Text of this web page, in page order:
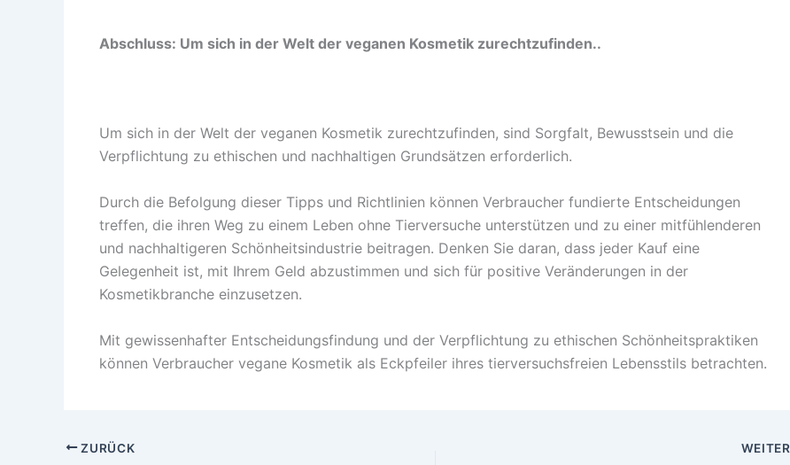
Abschluss: Um sich in der Welt der veganen Kosmetik zurechtzufinden..
Um sich in der Welt der veganen Kosmetik zurechtzufinden, sind Sorgfalt, Bewusstsein und die
Verpflichtung zu ethischen und nachhaltigen Grundsätzen erforderlich.
Durch die Befolgung dieser Tipps und Richtlinien können Verbraucher fundierte Entscheidungen
treffen, die ihren Weg zu einem Leben ohne Tierversuche unterstützen und zu einer mitfühlenderen
und nachhaltigeren Schönheitsindustrie beitragen. Denken Sie daran, dass jeder Kauf eine
Gelegenheit ist, mit Ihrem Geld abzustimmen und sich für positive Veränderungen in der
Kosmetikbranche einzusetzen.
Mit gewissenhafter Entscheidungsfindung und der Verpflichtung zu ethischen Schönheitspraktiken
können Verbraucher vegane Kosmetik als Eckpfeiler ihres tierversuchsfreien Lebensstils betrachten.
ZURÜCK WEITER